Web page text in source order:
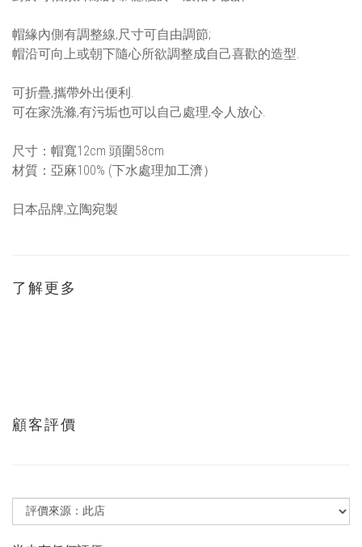
帽緣內側有調整線,尺寸可自由調節;
帽沿可向上或朝下隨心所欲調整成自己喜歡的造型.
可折疊,攜帶外出便利.
可在家洗滌,有污垢也可以自己處理,令人放心.
尺寸：帽寬12cm 頭圍58cm
材質：亞麻100% (下水處理加工濟）
日本品牌,立陶宛製
了解更多
顧客評價